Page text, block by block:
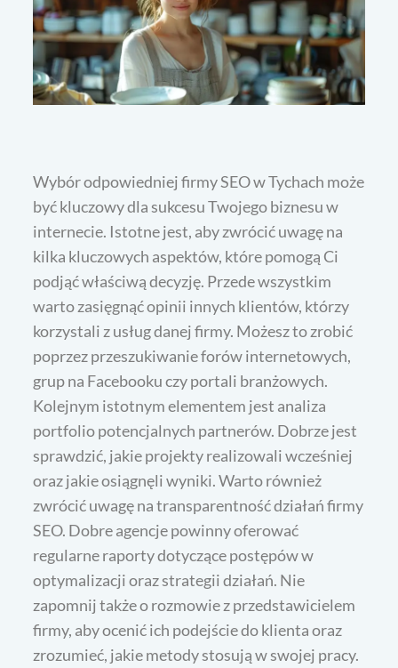
Wybór odpowiedniej firmy SEO w Tychach może
być kluczowy dla sukcesu Twojego biznesu w
internecie. Istotne jest, aby zwrócić uwagę na
kilka kluczowych aspektów, które pomogą Ci
podjąć właściwą decyzję. Przede wszystkim
warto zasięgnąć opinii innych klientów, którzy
korzystali z usług danej firmy. Możesz to zrobić
poprzez przeszukiwanie forów internetowych,
grup na Facebooku czy portali branżowych.
Kolejnym istotnym elementem jest analiza
portfolio potencjalnych partnerów. Dobrze jest
sprawdzić, jakie projekty realizowali wcześniej
oraz jakie osiągnęli wyniki. Warto również
zwrócić uwagę na transparentność działań firmy
SEO. Dobre agencje powinny oferować
regularne raporty dotyczące postępów w
optymalizacji oraz strategii działań. Nie
zapomnij także o rozmowie z przedstawicielem
firmy, aby ocenić ich podejście do klienta oraz
zrozumieć, jakie metody stosują w swojej pracy.